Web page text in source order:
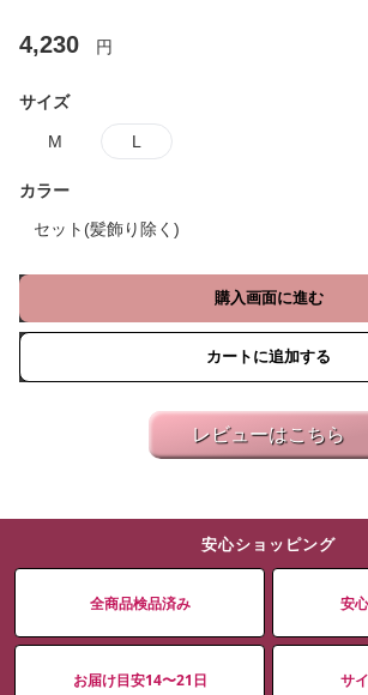
4,230 円
サイズ
M L
カラー
セット(髪飾り除く)
購入画面に進む
カートに追加する
レビューはこちら
安心ショッピング
全商品検品済み 安
お届け目安14〜21日 サ